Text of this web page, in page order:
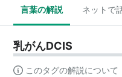
言葉の解説 ネットで
乳がんDCIS
このタグの解説について